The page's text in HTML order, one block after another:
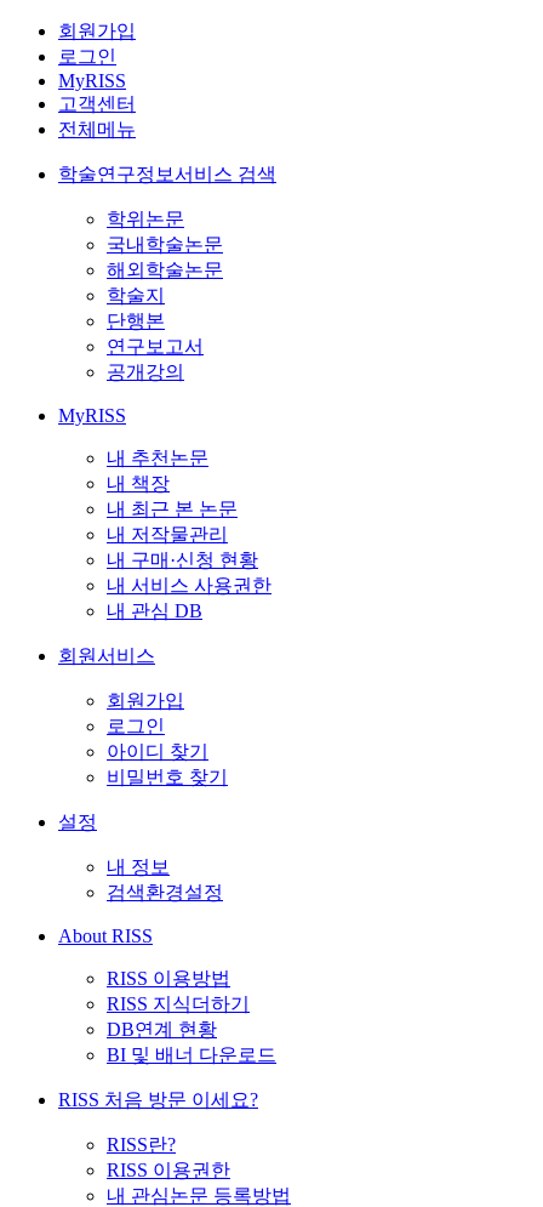
회원가입
로그인
MyRISS
고객센터
전체메뉴
학술연구정보서비스 검색
학위논문
국내학술논문
해외학술논문
학술지
단행본
연구보고서
공개강의
MyRISS
내 추천논문
내 책장
내 최근 본 논문
내 저작물관리
내 구매·신청 현황
내 서비스 사용권한
내 관심 DB
회원서비스
회원가입
로그인
아이디 찾기
비밀번호 찾기
설정
내 정보
검색환경설정
About RISS
RISS 이용방법
RISS 지식더하기
DB연계 현황
BI 및 배너 다운로드
RISS 처음 방문 이세요?
RISS란?
RISS 이용권한
내 관심논문 등록방법